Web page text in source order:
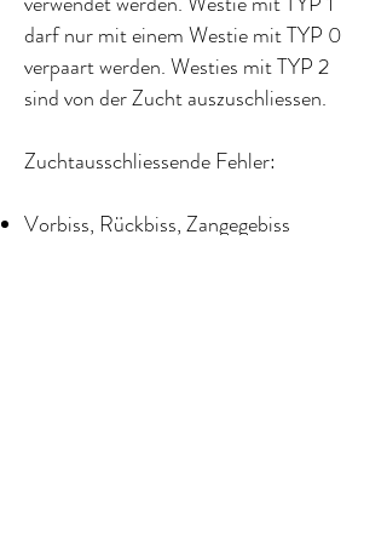
darf nur mit einem Westie mit TYP 0
verpaart werden. Westies mit TYP 2
sind von der Zucht auszuschliessen.
Zuchtausschliessende Fehler:
Vorbiss, Rückbiss, Zangegebiss